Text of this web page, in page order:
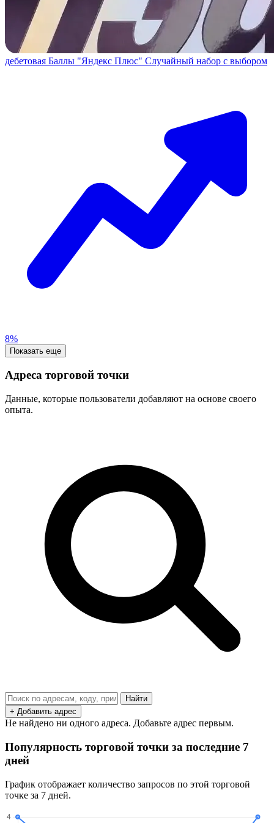
дебетовая Баллы "Яндекс Плюс" Случайный набор с выбором
8%
Показать еще
Адреса торговой точки
Данные, которые пользователи добавляют на основе своего
опыта.
Найти
+ Добавить адрес
Не найдено ни одного адреса. Добавьте адрес первым.
Популярность торговой точки за последние 7
дней
График отображает количество запросов по этой торговой
точке за 7 дней.